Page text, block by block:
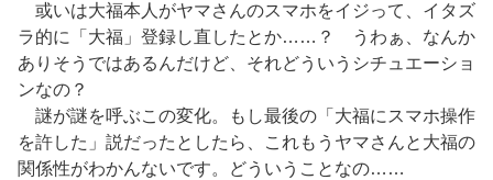
或いは大福本人がヤマさんのスマホをイジって、イタズ
ラ的に「大福」登録し直したとか……？ うわぁ、なんか
ありそうではあるんだけど、それどういうシチュエーショ
ンなの？
謎が謎を呼ぶこの変化。もし最後の「大福にスマホ操作
を許した」説だったとしたら、これもうヤマさんと大福の
関係性がわかんないです。どういうことなの……